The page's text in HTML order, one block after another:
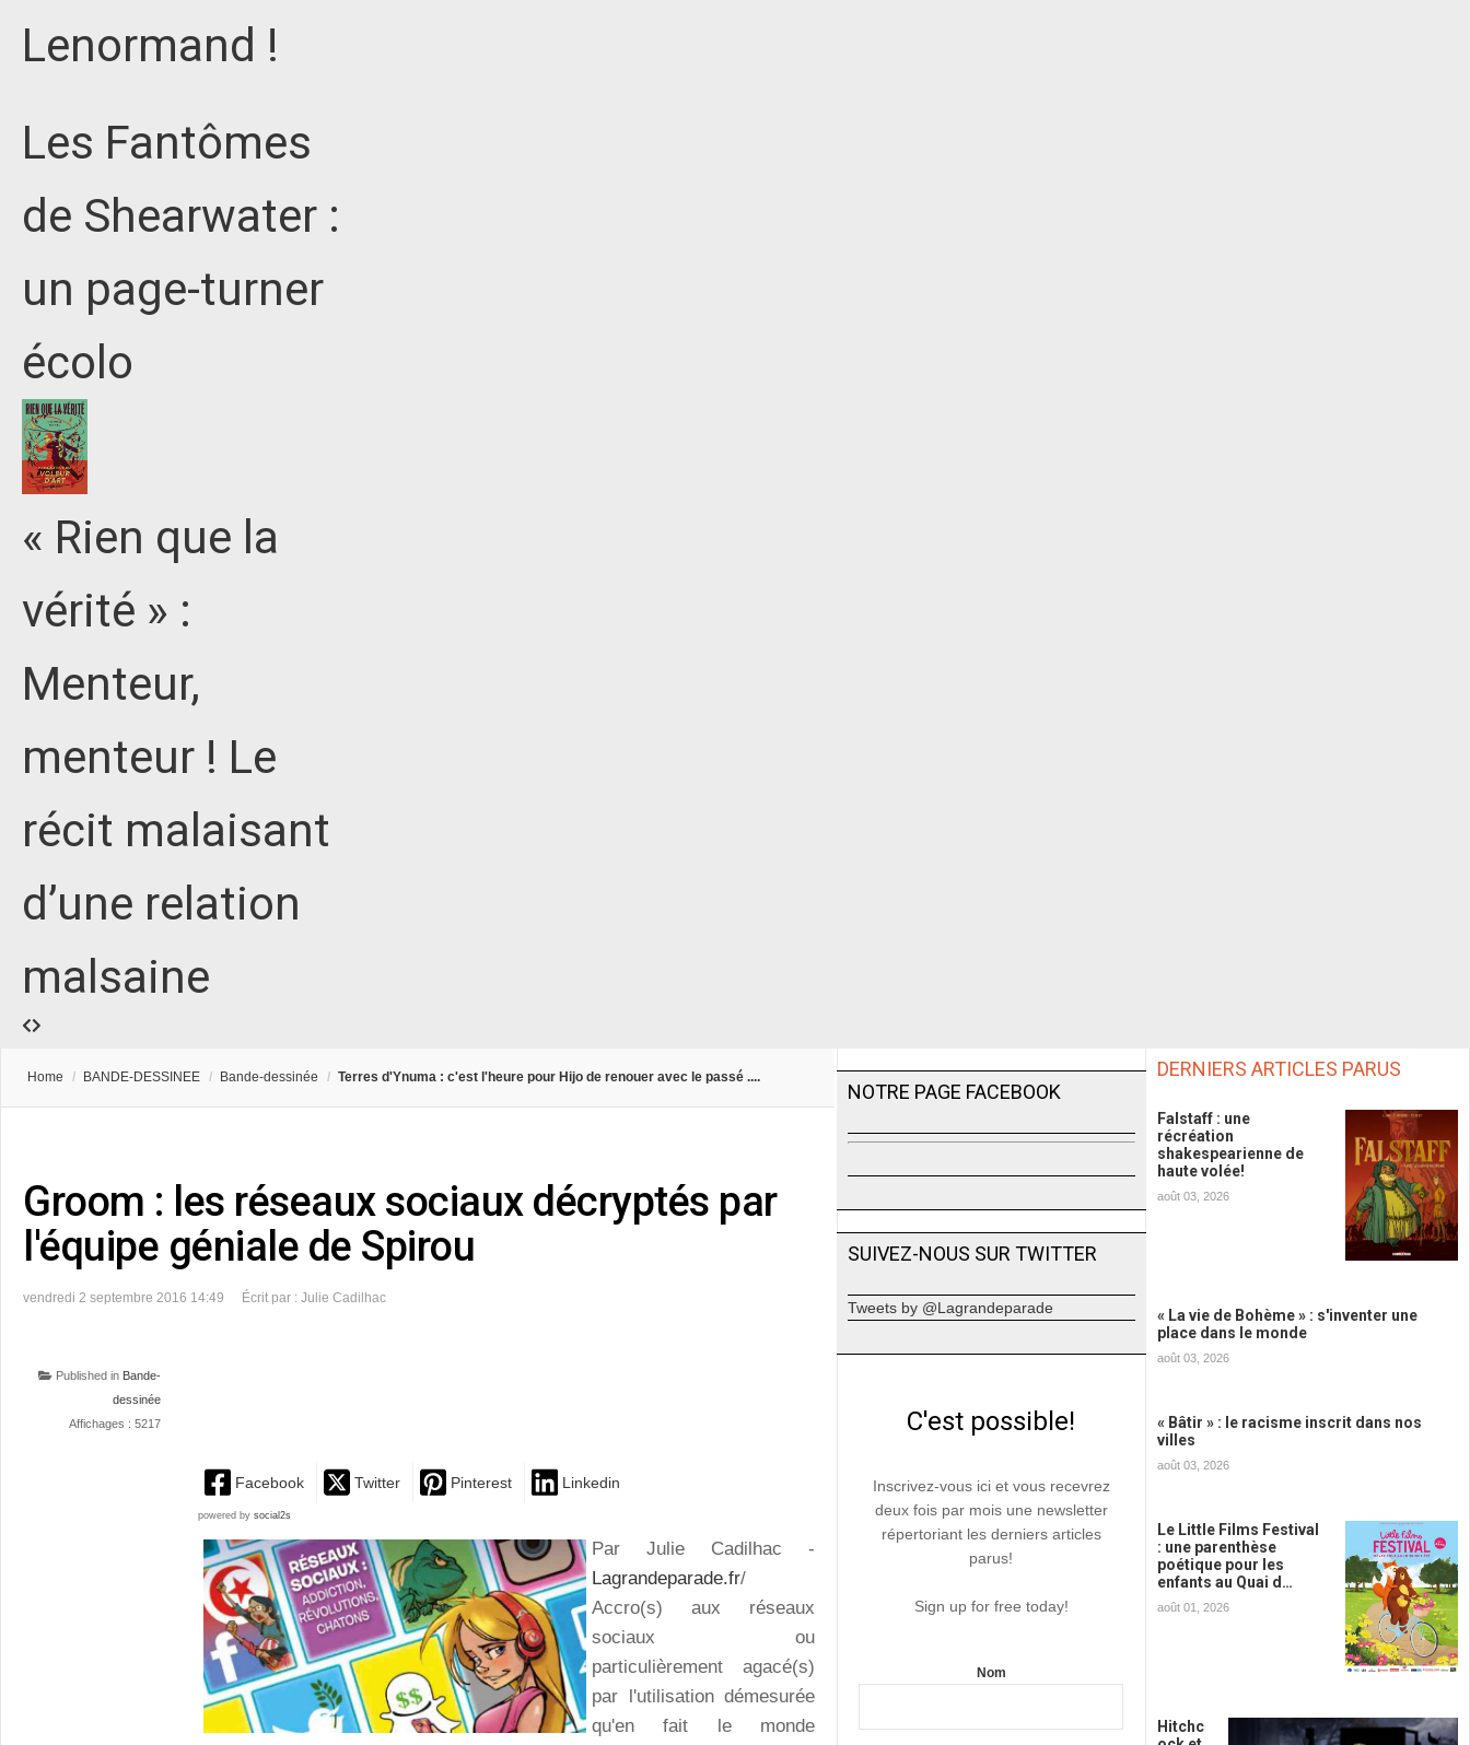
Lenormand !
Les Fantômes
de Shearwater :
un page-turner
écolo
« Rien que la
vérité » :
Menteur,
menteur ! Le
récit malaisant
d’une relation
malsaine
Home / BANDE-DESSINEE / Bande-dessinée / Terres d'Ynuma : c'est l'heure pour Hijo de renouer avec le passé ....
Groom : les réseaux sociaux décryptés par
l'équipe géniale de Spirou
vendredi 2 septembre 2016 14:49 Écrit par : Julie Cadilhac
Published in Bande-
dessinée
Affichages : 5217
Facebook Twitter Pinterest Linkedin
powered by social2s
Par Julie Cadilhac -
Lagrandeparade.fr/
Accro(s) aux réseaux
sociaux ou
particulièrement agacé(s)
par l'utilisation démesurée
qu'en fait le monde
NOTRE PAGE FACEBOOK
SUIVEZ-NOUS SUR TWITTER
Tweets by @Lagrandeparade
C'est possible!
Inscrivez-vous ici et vous recevrez
deux fois par mois une newsletter
répertoriant les derniers articles
parus!
Sign up for free today!
Nom
DERNIERS ARTICLES PARUS
Falstaff : une
récréation
shakespearienne de
haute volée!
août 03, 2026
« La vie de Bohème » : s'inventer une
place dans le monde
août 03, 2026
« Bâtir » : le racisme inscrit dans nos
villes
août 03, 2026
Le Little Films Festival
: une parenthèse
poétique pour les
enfants au Quai d…
août 01, 2026
Hitchc